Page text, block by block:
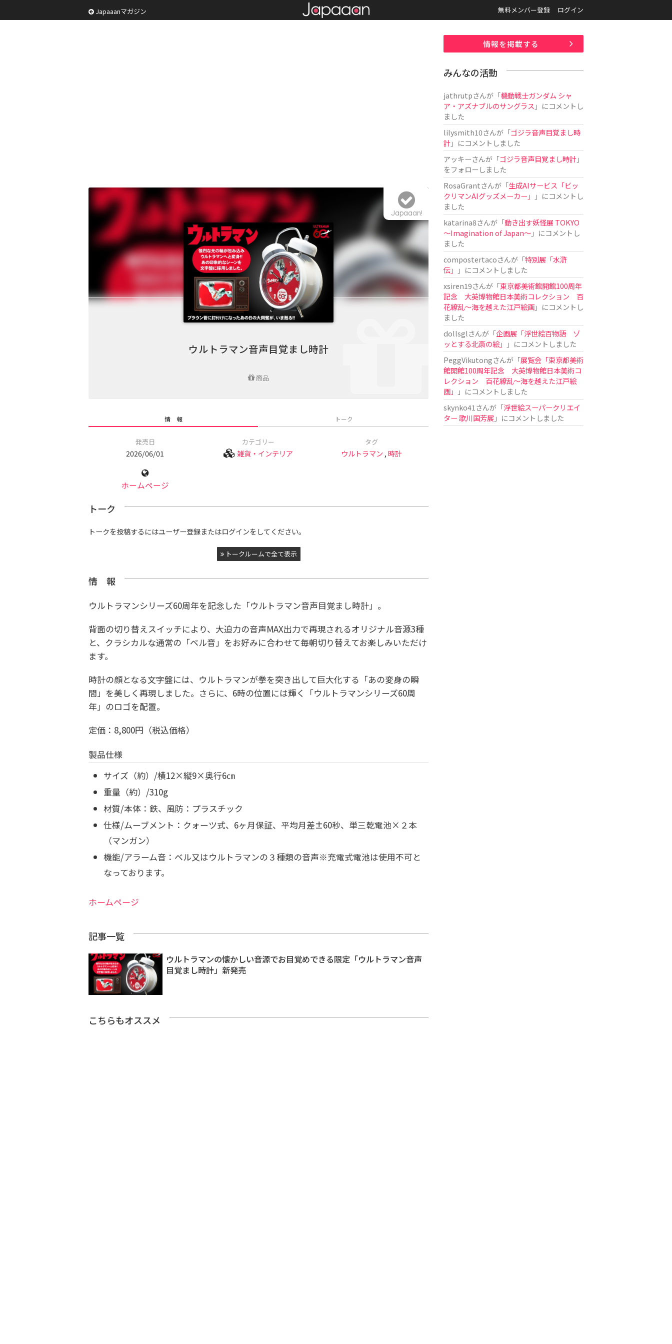
Japaaanマガジン 無料メンバー登録 ログイン
ウルトラマン音声目覚まし時計
商品
Japaaan!
情 報 トーク
発売日
2026/06/01
カテゴリー
雑貨・インテリア
タグ
ウルトラマン ,時計
ホームページ
トーク
トークを投稿するにはユーザー登録またはログインをしてください。
トークルームで全て表示
情 報
ウルトラマンシリーズ60周年を記念した「ウルトラマン音声目覚まし時計」。
背面の切り替えスイッチにより、大迫力の音声MAX出力で再現されるオリジナル音源3種
と、クラシカルな通常の「ベル音」をお好みに合わせて毎朝切り替えてお楽しみいただけ
ます。
時計の顔となる文字盤には、ウルトラマンが拳を突き出して巨大化する「あの変身の瞬
間」を美しく再現しました。さらに、6時の位置には輝く「ウルトラマンシリーズ60周
年」のロゴを配置。
定価：8,800円（税込価格）
製品仕様
サイズ（約）/横12×縦9×奥行6㎝
重量（約）/310g
材質/本体：鉄、風防：プラスチック
仕様/ムーブメント：クォーツ式、6ヶ月保証、平均月差±60秒、単三乾電池×２本
（マンガン）
機能/アラーム音：ベル又はウルトラマンの３種類の音声※充電式電池は使用不可と
なっております。
ホームページ
記事一覧
ウルトラマンの懐かしい音源でお目覚めできる限定「ウルトラマン音声
目覚まし時計」新発売
こちらもオススメ
情報を掲載する
みんなの活動
jathrutpさんが「機動戦士ガンダム シャ
ア・アズナブルのサングラス 」にコメントし
ました
lilysmith10さんが「ゴジラ音声目覚まし時
計」にコメントしました
アッキーさんが「ゴジラ音声目覚まし時計」
をフォローしました
RosaGrantさんが「生成AIサービス「ビッ
クリマンAIグッズメーカー」
」にコメントし
ました
katarina8さんが「動き出す妖怪展 TOKYO
〜Imagination of Japan〜」にコメントし
ました
compostertacoさんが「特別展「水滸
伝」
」にコメントしました
xsiren19さんが「東京都美術館開館100周年
記念 大英博物館日本美術コレクション 百
花繚乱～海を越えた江戸絵画」にコメントし
ました
dollsglさんが「企画展「浮世絵百物語 ゾ
ッとする北斎の絵」
」にコメントしました
PeggVikutongさんが「展覧会「東京都美術
館開館100周年記念 大英博物館日本美術コ
レクション 百花繚乱〜海を越えた江戸絵
画」
」にコメントしました
skynko41 さんが「浮世絵スーパークリエイ
ター 歌川国芳展 」にコメントしました